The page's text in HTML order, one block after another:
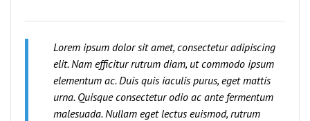
Lorem ipsum dolor sit amet, consectetur adipiscing
elit. Nam efficitur rutrum diam, ut commodo ipsum
elementum ac. Duis quis iaculis purus, eget mattis
urna. Quisque consectetur odio ac ante fermentum
malesuada. Nullam eget lectus euismod, rutrum